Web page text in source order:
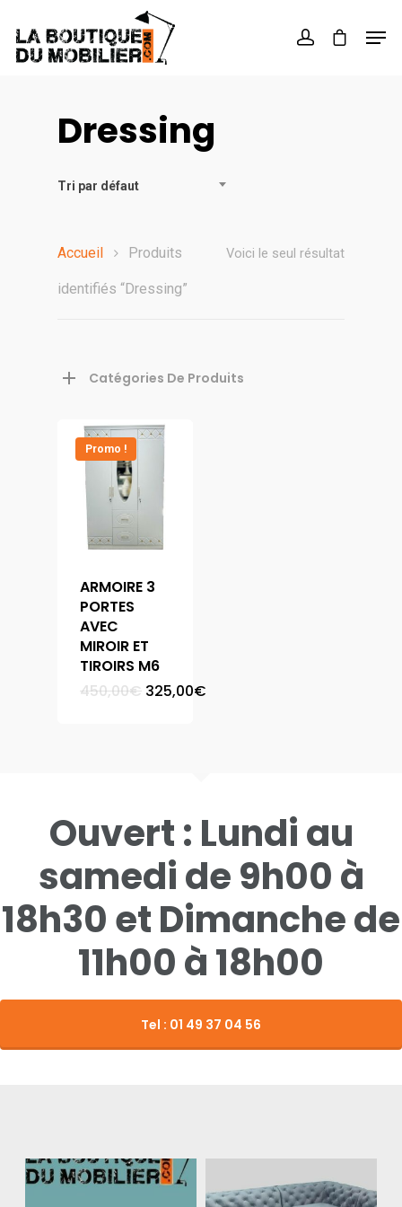
Hit enter to search or ESC to close
Dressing
Tri par défaut
Voici le seul résultat
Accueil Produits
identifiés “Dressing”
Catégories De Produits
Promo !
ARMOIRE 3
PORTES
AVEC
MIROIR ET
TIROIRS M6
450,00€ Le
325,00€
Ouvert : Lundi au
samedi de 9h00 à
18h30 et Dimanche de
11h00 à 18h00
Tel : 01 49 37 04 56